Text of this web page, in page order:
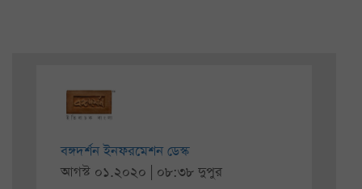
বঙ্গদর্শন ইনফরমেশন ডেস্ক
আগস্ট ০১.২০২০ | ০৮:৩৮ দুপুর